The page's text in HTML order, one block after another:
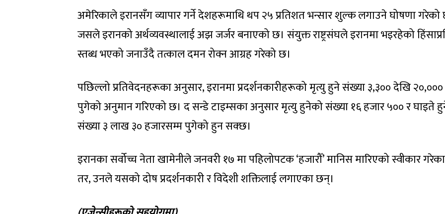
अमेरिकाले इरानसँग व्यापार गर्ने देशहरूमाथि थप २५ प्रतिशत भन्सार शुल्क लगाउने घोषणा
जसले इरानको अर्थव्यवस्थालाई अझ जर्जर बनाएको छ। संयुक्त राष्ट्रसंघले इरानमा भइरहेको
स्तब्ध भएको जनाउँदै तत्काल दमन रोक्न आग्रह गरेको छ।
पछिल्लो प्रतिवेदनहरूका अनुसार, इरानमा प्रदर्शनकारीहरूको मृत्यु हुने संख्या ३,३०० देखि
पुगेको अनुमान गरिएको छ। द सन्डे टाइम्सका अनुसार मृत्यु हुनेको संख्या १६ हजार ५०० र घाइते
संख्या ३ लाख ३० हजारसम्म पुगेको हुन सक्छ।
इरानका सर्वोच्च नेता खामेनीले जनवरी १७ मा पहिलोपटक ‘हजारौँ’ मानिस मारिएको स्वीकार
तर, उनले यसको दोष प्रदर्शनकारी र विदेशी शक्तिलाई लगाएका छन्।